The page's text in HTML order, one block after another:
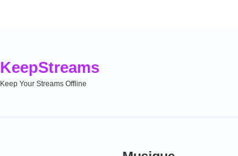
KeepStreams
Keep Your Streams Offline